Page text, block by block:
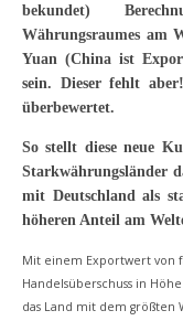
bekundet)
Währungsraumes am
Yuan (China ist
sein. Dieser fehlt
überbewertet.
So stellt diese neue
Starkwährungsländer
mit Deutschland als
höheren Anteil am
Mit einem Exportwert von
Handelsüberschuss in
das Land mit dem größten